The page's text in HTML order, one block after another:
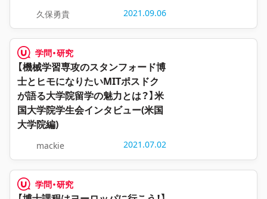
久保勇貴 2021.09.06
学問・研究
【機械学習専攻のスタンフォード博
士とヒモになりたいMITポスドク
が語る大学院留学の魅力とは？】米
国大学院学生会インタビュー(米国
大学院編)
mackie 2021.07.02
学問・研究